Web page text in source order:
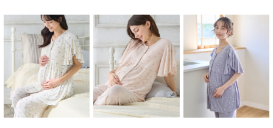
マ（マタニティ/ 妊婦
服）授乳楽々 妊婦服 産
前・産後対応